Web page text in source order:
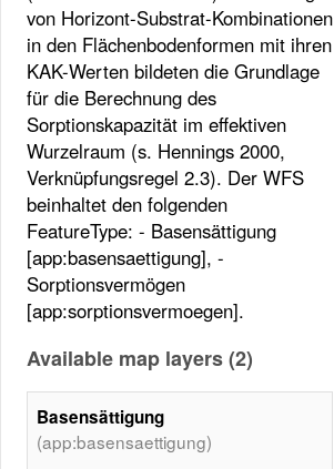
von Horizont-Substrat-Kombinationen
in den Flächenbodenformen mit ihren
KAK-Werten bildeten die Grundlage
für die Berechnung des
Sorptionskapazität im effektiven
Wurzelraum (s. Hennings 2000,
Verknüpfungsregel 2.3). Der WFS
beinhaltet den folgenden
FeatureType: - Basensättigung
[app:basensaettigung], -
Sorptionsvermögen
[app:sorptionsvermoegen].
Available map layers (2)
Basensättigung
(app:basensaettigung)